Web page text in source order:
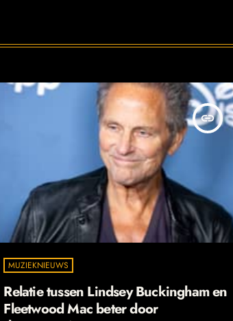
insert_link
MUZIEKNIEUWS
Relatie tussen Lindsey Buckingham en
Fleetwood Mac beter door